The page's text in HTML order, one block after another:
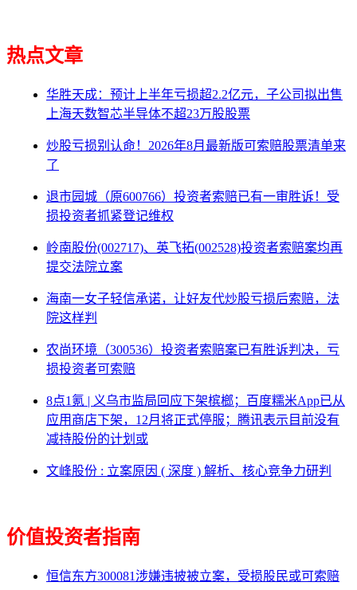
热点文章
华胜天成：预计上半年亏损超2.2亿元，子公司拟出售
上海天数智芯半导体不超23万股股票
炒股亏损别认命！2026年8月最新版可索赔股票清单来
了
退市园城（原600766）投资者索赔已有一审胜诉！受
损投资者抓紧登记维权
岭南股份(002717)、英飞拓(002528)投资者索赔案均再
提交法院立案
海南一女子轻信承诺，让好友代炒股亏损后索赔，法
院这样判
农尚环境（300536）投资者索赔案已有胜诉判决，亏
损投资者可索赔
8点1氪 | 义乌市监局回应下架槟榔；百度糯米App已从
应用商店下架，12月将正式停服；腾讯表示目前没有
减持股份的计划或
文峰股份 : 立案原因 ( 深度 ) 解析、核心竞争力研判
价值投资者指南
恒信东方300081涉嫌违披被立案，受损股民或可索赔